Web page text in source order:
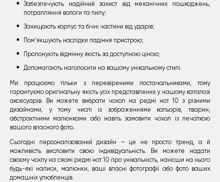
Забезпечують надійний захист від механічних пошкоджень,
потрапляння вологи та пилу;
Захищають корпус та бічні частини від ударів;
Пом'якшують наслідки падіння пристрою;
Пропонують відмінну якість за доступною ціною;
Допомагають наголосити на вашому унікальному стилі.
Ми працюємо тільки з перевіреними постачальниками, тому
гарантуємо оригінальну якість усіх представлених у нашому каталозі
аксесуарів. Ви можете вибрати чохол на редмі нот 10 з різними
дизайнами, у тому числі із зображеннями кольорів, тварин,
абстрактними малюнками або навіть замовити чохол із печаткою
вашого власного фото.
Сьогодні персоналізований дизайн – це не просто тренд, а й
можливість висловити свою індивідуальність. Ви можете надати
своєму чохлу на сяомі редмі нот 10 про унікальність, нанісши на нього
будь-які написи, малюнки, ваші власні фотографії або фото ваших
домашніх улюбленців.